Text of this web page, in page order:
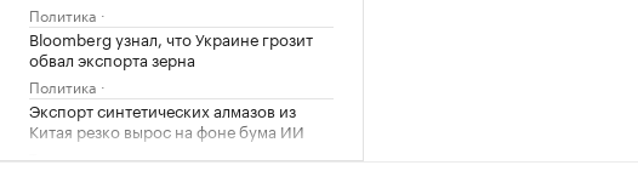
Политика
Bloomberg узнал, что Украине грозит
обвал экспорта зерна
Политика
Экспорт синтетических алмазов из
Китая резко вырос на фоне бума ИИ
Технологии и медиа